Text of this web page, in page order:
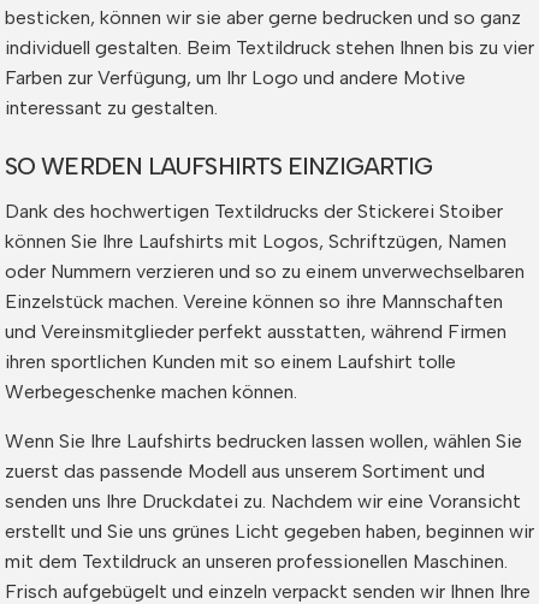
besticken, können wir sie aber gerne bedrucken und so ganz
individuell gestalten. Beim Textildruck stehen Ihnen bis zu vier
Farben zur Verfügung, um Ihr Logo und andere Motive
interessant zu gestalten.
SO WERDEN LAUFSHIRTS EINZIGARTIG
Dank des hochwertigen Textildrucks der Stickerei Stoiber
können Sie Ihre Laufshirts mit Logos, Schriftzügen, Namen
oder Nummern verzieren und so zu einem unverwechselbaren
Einzelstück machen. Vereine können so ihre Mannschaften
und Vereinsmitglieder perfekt ausstatten, während Firmen
ihren sportlichen Kunden mit so einem Laufshirt tolle
Werbegeschenke machen können.
Wenn Sie Ihre Laufshirts bedrucken lassen wollen, wählen Sie
zuerst das passende Modell aus unserem Sortiment und
senden uns Ihre Druckdatei zu. Nachdem wir eine Voransicht
erstellt und Sie uns grünes Licht gegeben haben, beginnen wir
mit dem Textildruck an unseren professionellen Maschinen.
Frisch aufgebügelt und einzeln verpackt senden wir Ihnen Ihre